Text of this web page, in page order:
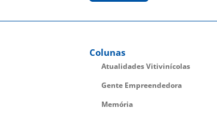
Colunas
Atualidades Vitivinícolas
Gente Empreendedora
Memória